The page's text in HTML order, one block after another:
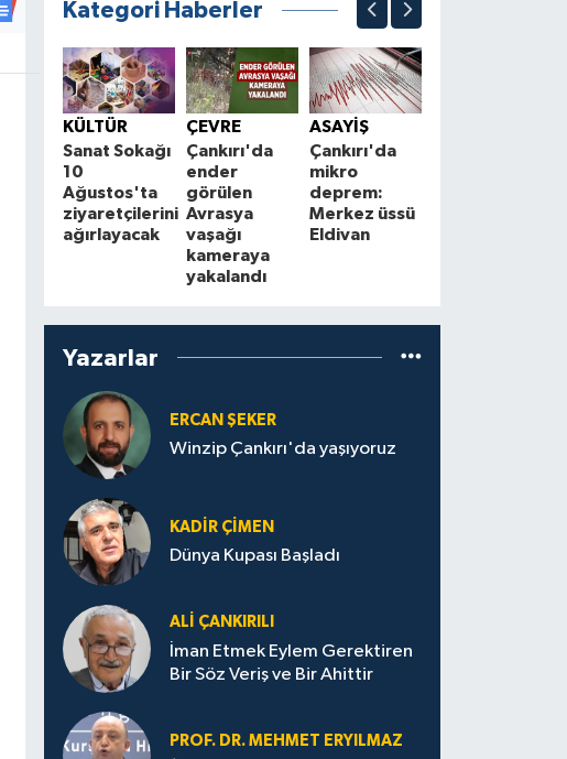
Kategori Haberler
KÜLTÜR
Sanat Sokağı
10
Ağustos'ta
ziyaretçilerini
ağırlayacak
ÇEVRE
Çankırı'da
ender
görülen
Avrasya
vaşağı
kameraya
yakalandı
ASAYİŞ
Çankırı'da
mikro
deprem:
Merkez üssü
Eldivan
Yazarlar
ERCAN ŞEKER
Winzip Çankırı'da yaşıyoruz
KADIR ÇIMEN
Dünya Kupası Başladı
ALI ÇANKIRILI
İman Etmek Eylem Gerektiren
Bir Söz Veriş ve Bir Ahittir
PROF. DR. MEHMET ERYILMAZ